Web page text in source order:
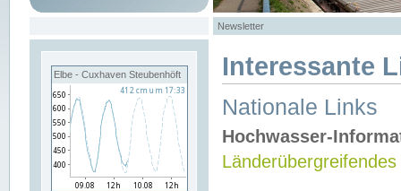
Newsletter
Elbe - Cuxhaven Steubenhöft Interessante
Nationale Links
Hochwasser-